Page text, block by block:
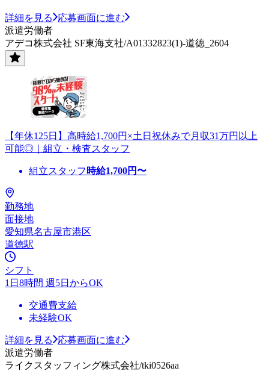
詳細を見る
応募画面に進む
派遣労働者
アデコ株式会社 SF東海支社/A01332823(1)-道徳_2604
【年休125日】高時給1,700円×土日祝休みで月収31万円以上
可能◎｜組立・検査スタッフ
組立スタッフ 時給1,700円〜
勤務地
面接地
愛知県名古屋市港区
道徳駅
シフト
1日8時間 週5日からOK
交通費支給
未経験OK
詳細を見る
応募画面に進む
派遣労働者
ライクスタッフィング株式会社/tki0526aa